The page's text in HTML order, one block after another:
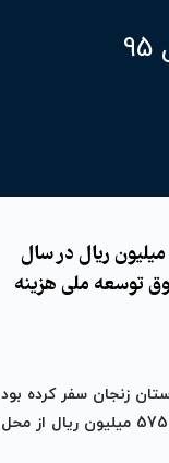
معاون راهبردی و نظارت بر بهره برداری شرکت مهندسی آب و فاضلاب گفت: 211 میلیارد و 307 میلیون ریال در سال
توسعه ملی هزینه
زنجان سفر کرده بود
دراین باره افزود: سال گذشته 37 میلیارد و 732 میلیون ریال از محل منابع ملی – عمومی و 173 میلیارد و 575 میلیون ریال از محل